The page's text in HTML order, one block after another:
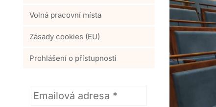
Volná pracovní místa
Zásady cookies (EU)
Prohlášení o přístupnosti